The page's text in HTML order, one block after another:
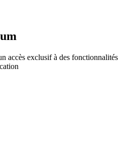
accès exclusif à des fonctionnalités